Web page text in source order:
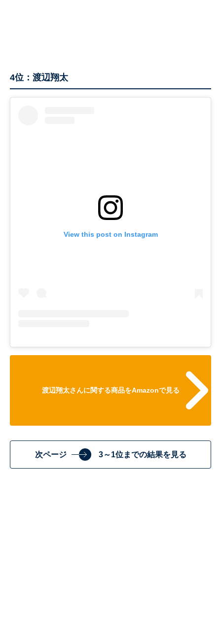
4位：渡辺翔太
View this post on Instagram
渡辺翔太さんに関する商品をAmazonで見る
次ページ 3～1位までの結果を見る